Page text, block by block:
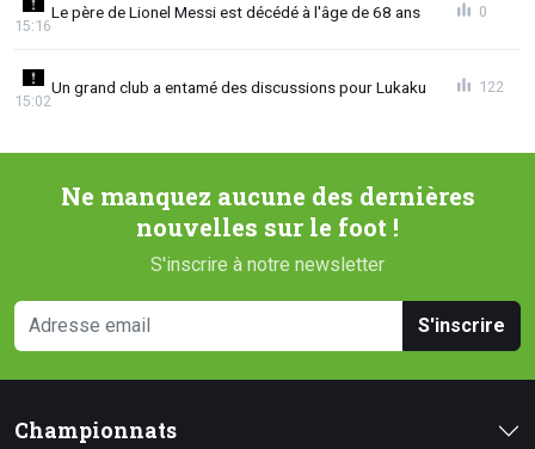
Le père de Lionel Messi est décédé à l'âge de 68 ans
15:16
0
Un grand club a entamé des discussions pour Lukaku
15:02
122
Ne manquez aucune des dernières
nouvelles sur le foot !
S'inscrire à notre newsletter
S'inscrire
Championnats